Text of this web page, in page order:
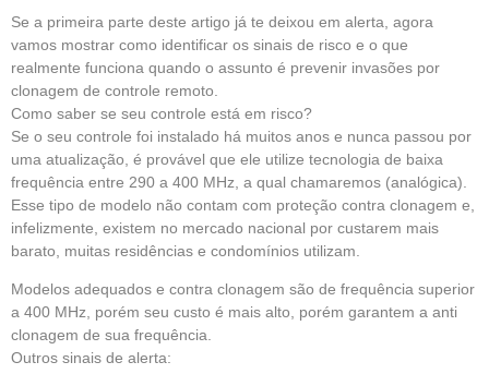
Se a primeira parte deste artigo já te deixou em alerta, agora
vamos mostrar como identificar os sinais de risco e o que
realmente funciona quando o assunto é prevenir invasões por
clonagem de controle remoto.
Como saber se seu controle está em risco?
Se o seu controle foi instalado há muitos anos e nunca passou por
uma atualização, é provável que ele utilize tecnologia de baixa
frequência entre 290 a 400 MHz, a qual chamaremos (analógica).
Esse tipo de modelo não contam com proteção contra clonagem e,
infelizmente, existem no mercado nacional por custarem mais
barato, muitas residências e condomínios utilizam.
Modelos adequados e contra clonagem são de frequência superior
a 400 MHz, porém seu custo é mais alto, porém garantem a anti
clonagem de sua frequência.
Outros sinais de alerta: